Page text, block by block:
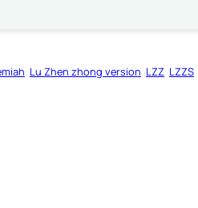
Lu Zhen zhong version LZZ LZZS